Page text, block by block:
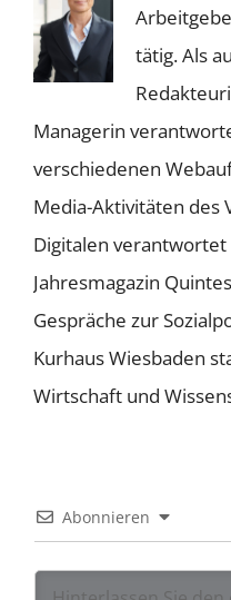
tätig. Als
Managerin
verschiedenen
Media-Aktivitäten des
Digitalen
Jahresmagazin
Gespräche zur
Kurhaus Wiesbaden
Wirtschaft und
Abonnieren